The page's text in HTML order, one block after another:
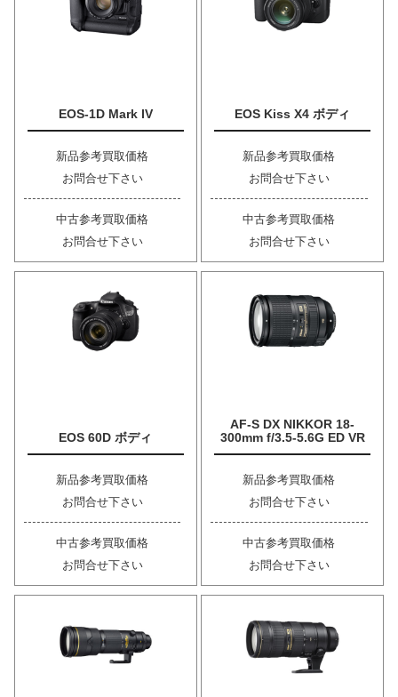
EOS-1D Mark IV
新品参考買取価格
お問合せ下さい
中古参考買取価格
お問合せ下さい
EOS Kiss X4 ボディ
新品参考買取価格
お問合せ下さい
中古参考買取価格
お問合せ下さい
EOS 60D ボディ
新品参考買取価格
お問合せ下さい
中古参考買取価格
お問合せ下さい
AF-S DX NIKKOR 18-
300mm f/3.5-5.6G ED VR
新品参考買取価格
お問合せ下さい
中古参考買取価格
お問合せ下さい